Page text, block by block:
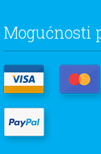
Mogućnosti